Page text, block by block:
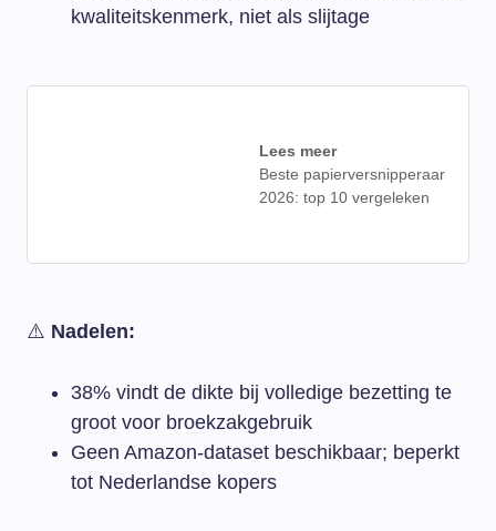
kwaliteitskenmerk, niet als slijtage
Lees meer
Beste papierversnipperaar
2026: top 10 vergeleken
⚠️ Nadelen:
38% vindt de dikte bij volledige bezetting te
groot voor broekzakgebruik
Geen Amazon-dataset beschikbaar; beperkt
tot Nederlandse kopers